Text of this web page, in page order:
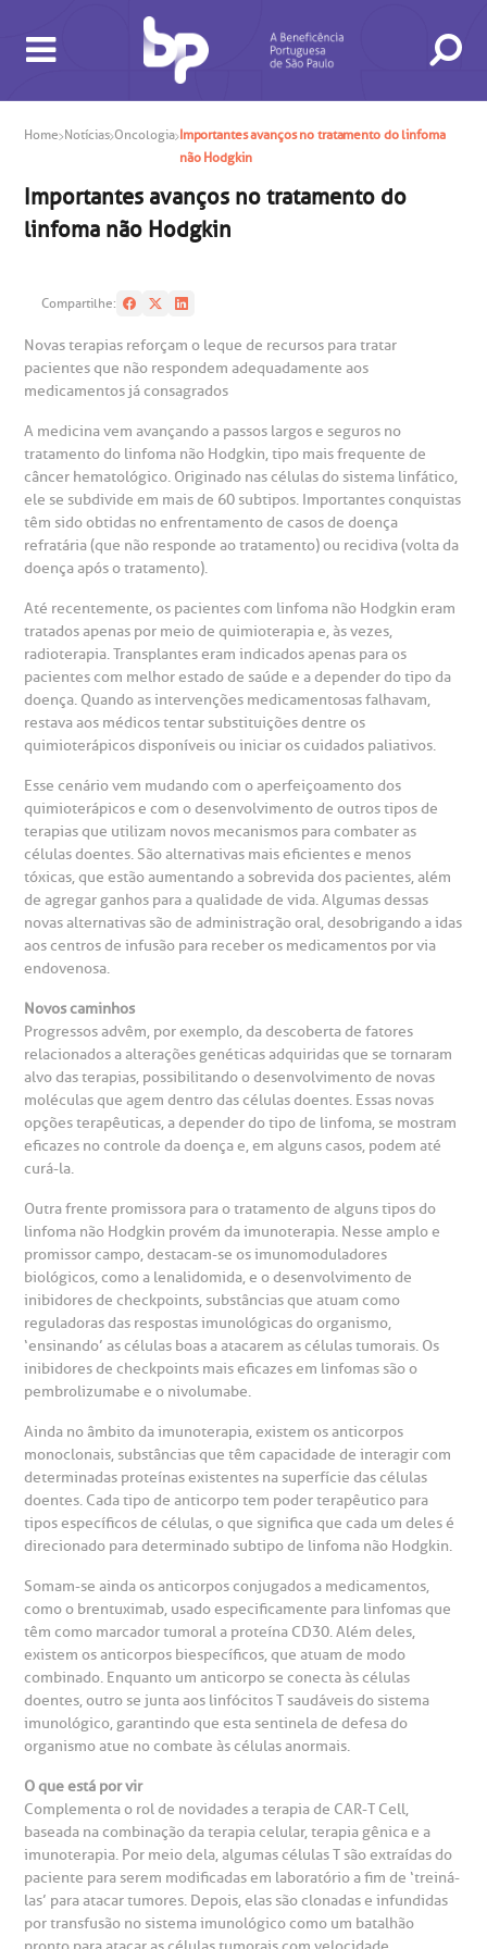
BUSCA
CONSULTAS E EXAMES
de consultas e exames
in antecipado
de exames
de Exames
ATENDIMENTO 24H
SAC
A BP conta com você para melhorar sempre a qualidade do
atendimento e dos serviços prestados.
A Ouvidoria e SAC são canais para você, cliente da BP, tirar
relacionados ao nosso atendimento e aos nossos serviços.
Horário de atendimento: 2ª a 6ª feira das 7h às 18h
(11)3505-1000
ouvidoria@bp.org.br
Fale Conosco
CONHEÇA AS UNIDADES
Hospital BP
Saiba mais
Rua Maestro Cardim, 769
CEP: 01323-001 | Bela Vista
São Paulo - SP
Endereço:
R. Martiniano de Carvalho, 965
CEP: 01323-001 | Bela Vista
São Paulo - SP
Clínica Medicina da Mulher
Saiba mais
Endereço:
R. Colômbia, 332
CEP: 01438-000 | Jardim Paulista
São Paulo - SP
INSTITUCIONAL
e Pesquisa
do médico
de conduta
Financeiras
social da BP
corporativa
social
a BP
Conosco
de Benchmarking
de Bioética
NOSSOS SERVIÇOS
Telemedicina BP
Teleinterconsulta
Centro de Doenças Autoimunes
INFORMAÇÕES ÚTEIS
de atendimento
de Infarto SUS
de Visita
socorro
de cópia de prontuário médico
de orçamento particular
atendimento
Cirurgia
frequentes
de Sangue
de órgãos
de cuidado
e perdidos
ESPECIALIDADES
de Oncologia e Hematologia
de Excelência em Neurologia e
de Excelência em Ortopedia
especialidades
Home Notícias Oncologia Importantes avanços no tratamento do linfoma
não Hodgkin
Importantes avanços no tratamento do
linfoma não Hodgkin
Compartilhe:
Novas terapias reforçam o leque de recursos para tratar
pacientes que não respondem adequadamente aos
medicamentos já consagrados
A medicina vem avançando a passos largos e seguros no
tratamento do linfoma não Hodgkin, tipo mais frequente de
câncer hematológico. Originado nas células do sistema linfático,
ele se subdivide em mais de 60 subtipos. Importantes conquistas
têm sido obtidas no enfrentamento de casos de doença
refratária (que não responde ao tratamento) ou recidiva (volta da
doença após o tratamento).
Até recentemente, os pacientes com linfoma não Hodgkin eram
tratados apenas por meio de quimioterapia e, às vezes,
radioterapia. Transplantes eram indicados apenas para os
pacientes com melhor estado de saúde e a depender do tipo da
doença. Quando as intervenções medicamentosas falhavam,
restava aos médicos tentar substituições dentre os
quimioterápicos disponíveis ou iniciar os cuidados paliativos.
Esse cenário vem mudando com o aperfeiçoamento dos
quimioterápicos e com o desenvolvimento de outros tipos de
terapias que utilizam novos mecanismos para combater as
células doentes. São alternativas mais eficientes e menos
tóxicas, que estão aumentando a sobrevida dos pacientes, além
de agregar ganhos para a qualidade de vida. Algumas dessas
novas alternativas são de administração oral, desobrigando a idas
aos centros de infusão para receber os medicamentos por via
endovenosa.
Novos caminhos
Progressos advêm, por exemplo, da descoberta de fatores
relacionados a alterações genéticas adquiridas que se tornaram
alvo das terapias, possibilitando o desenvolvimento de novas
moléculas que agem dentro das células doentes. Essas novas
opções terapêuticas, a depender do tipo de linfoma, se mostram
eficazes no controle da doença e, em alguns casos, podem até
curá-la.
Outra frente promissora para o tratamento de alguns tipos do
linfoma não Hodgkin provém da imunoterapia. Nesse amplo e
promissor campo, destacam-se os imunomoduladores
biológicos, como a lenalidomida, e o desenvolvimento de
inibidores de checkpoints, substâncias que atuam como
reguladoras das respostas imunológicas do organismo,
‘ensinando’ as células boas a atacarem as células tumorais. Os
inibidores de checkpoints mais eficazes em linfomas são o
pembrolizumabe e o nivolumabe.
Ainda no âmbito da imunoterapia, existem os anticorpos
monoclonais, substâncias que têm capacidade de interagir com
determinadas proteínas existentes na superfície das células
doentes. Cada tipo de anticorpo tem poder terapêutico para
tipos específicos de células, o que significa que cada um deles é
direcionado para determinado subtipo de linfoma não Hodgkin.
Somam-se ainda os anticorpos conjugados a medicamentos,
como o brentuximab, usado especificamente para linfomas que
têm como marcador tumoral a proteína CD30. Além deles,
existem os anticorpos biespecíficos, que atuam de modo
combinado. Enquanto um anticorpo se conecta às células
doentes, outro se junta aos linfócitos T saudáveis do sistema
imunológico, garantindo que esta sentinela de defesa do
organismo atue no combate às células anormais.
O que está por vir
Complementa o rol de novidades a terapia de CAR-T Cell,
baseada na combinação da terapia celular, terapia gênica e a
imunoterapia. Por meio dela, algumas células T são extraídas do
paciente para serem modificadas em laboratório a fim de ‘treiná-
las’ para atacar tumores. Depois, elas são clonadas e infundidas
por transfusão no sistema imunológico como um batalhão